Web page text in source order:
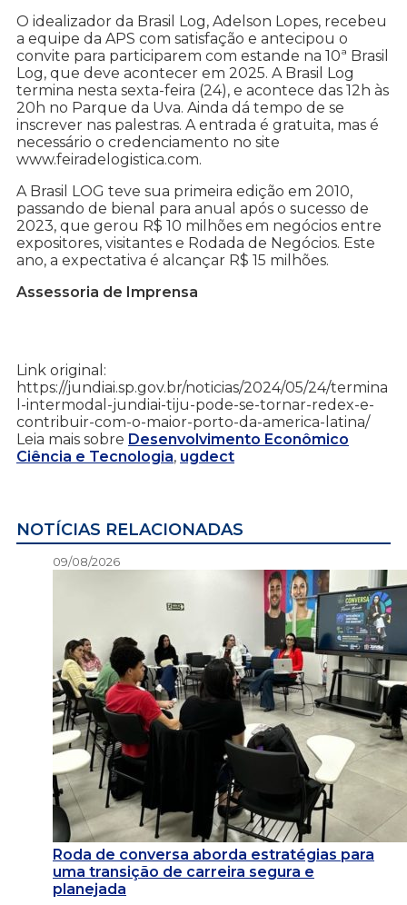
O idealizador da Brasil Log, Adelson Lopes, recebeu
a equipe da APS com satisfação e antecipou o
convite para participarem com estande na 10ª Brasil
Log, que deve acontecer em 2025. A Brasil Log
termina nesta sexta-feira (24), e acontece das 12h às
20h no Parque da Uva. Ainda dá tempo de se
inscrever nas palestras. A entrada é gratuita, mas é
necessário o credenciamento no site
www.feiradelogistica.com.
A Brasil LOG teve sua primeira edição em 2010,
passando de bienal para anual após o sucesso de
2023, que gerou R$ 10 milhões em negócios entre
expositores, visitantes e Rodada de Negócios. Este
ano, a expectativa é alcançar R$ 15 milhões.
Assessoria de Imprensa
Link original:
https://jundiai.sp.gov.br/noticias/2024/05/24/termina
l-intermodal-jundiai-tiju-pode-se-tornar-redex-e-
contribuir-com-o-maior-porto-da-america-latina/
Leia mais sobre Desenvolvimento Econômico
Ciência e Tecnologia, ugdect
NOTÍCIAS RELACIONADAS
09/08/2026
Roda de conversa aborda estratégias para
uma transição de carreira segura e
planejada